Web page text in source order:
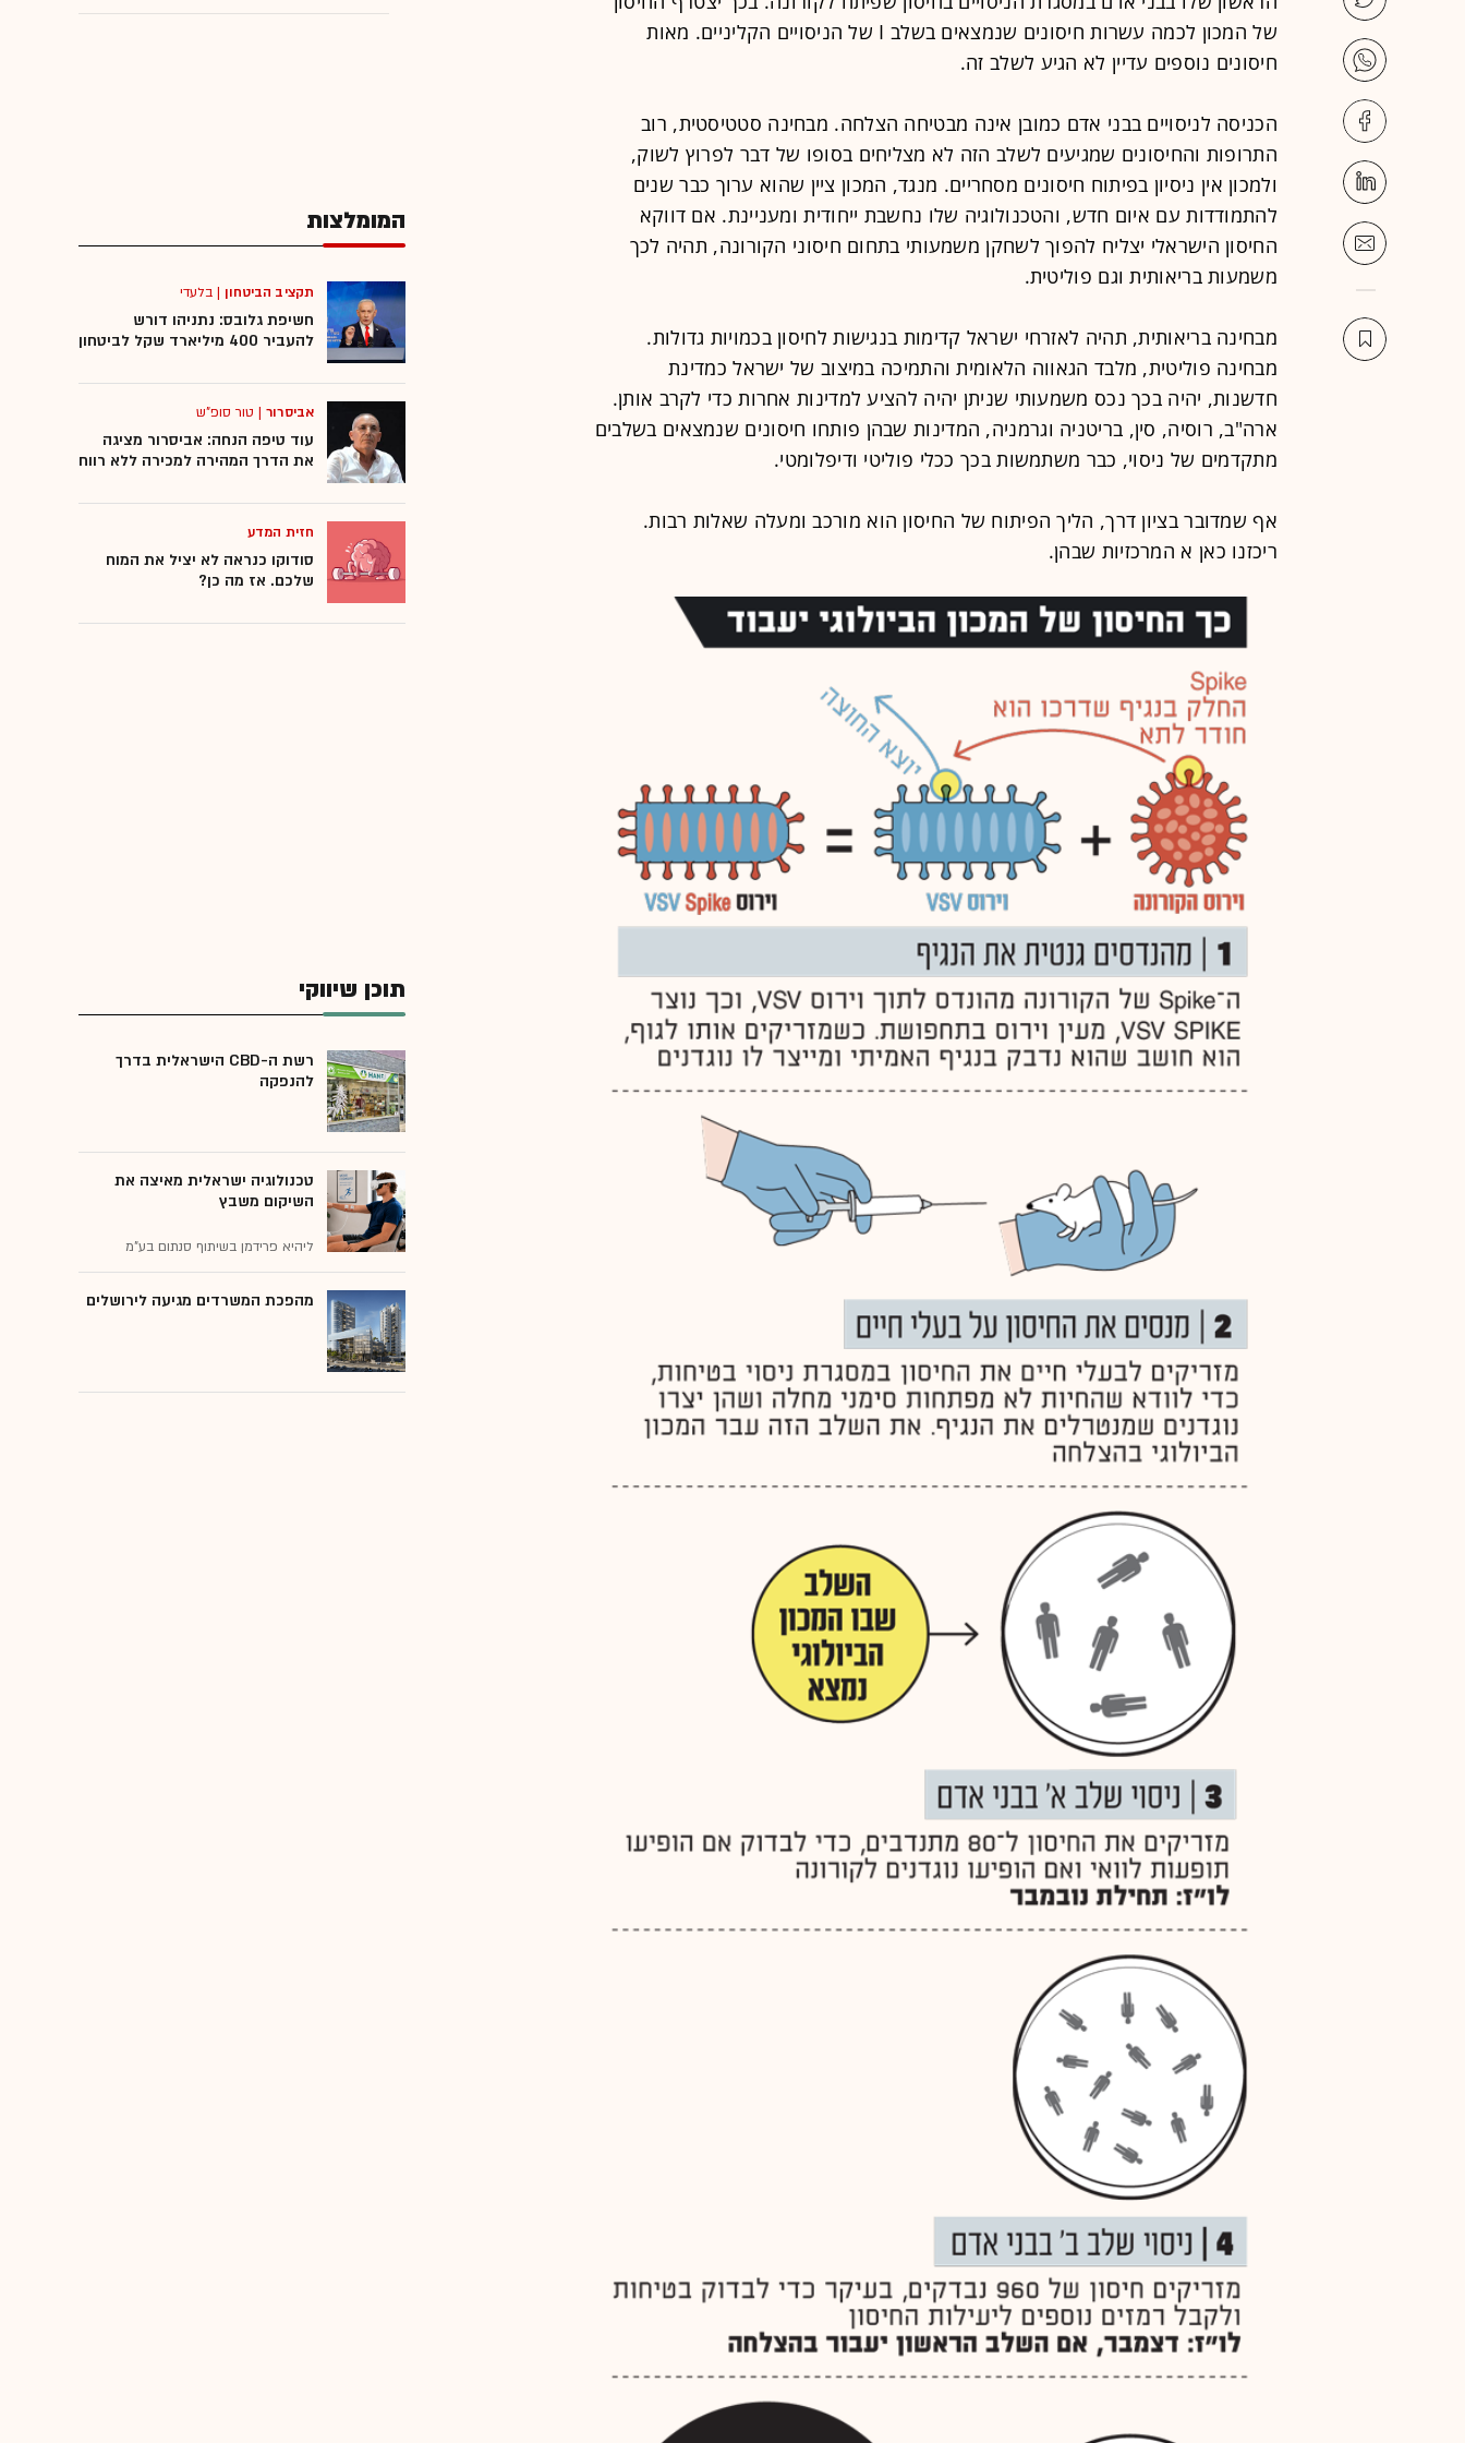
של המכון לכמה עשרות חיסונים שנמצאים בשלב I של הניסויים הקליניים. מאות
חיסונים נוספים עדיין לא הגיע לשלב זה.
הכניסה לניסויים בבני אדם כמובן אינה מבטיחה הצלחה. מבחינה סטטיסטית, רוב
התרופות והחיסונים שמגיעים לשלב הזה לא מצליחים בסופו של דבר לפרוץ לשוק,
ולמכון אין ניסיון בפיתוח חיסונים מסחריים. מנגד, המכון ציין שהוא ערוך כבר שנים
להתמודדות עם איום חדש, והטכנולוגיה שלו נחשבת ייחודית ומעניינת. אם דווקא
החיסון הישראלי יצליח להפוך לשחקן משמעותי בתחום חיסוני הקורונה, תהיה לכך
משמעות בריאותית וגם פוליטית.
מבחינה בריאותית, תהיה לאזרחי ישראל קדימות בנגישות לחיסון בכמויות גדולות.
מבחינה פוליטית, מלבד הגאווה הלאומית והתמיכה במיצוב של ישראל כמדינת
חדשנות, יהיה בכך נכס משמעותי שניתן יהיה להציע למדינות אחרות כדי לקרב אותן.
ארה"ב, רוסיה, סין, בריטניה וגרמניה, המדינות שבהן פותחו חיסונים שנמצאים בשלבים
מתקדמים של ניסוי, כבר משתמשות בכך ככלי פוליטי ודיפלומטי.
אף שמדובר בציון דרך, הליך הפיתוח של החיסון הוא מורכב ומעלה שאלות רבות.
ריכזנו כאן א המרכזיות שבהן.
המומלצות
תקציב הביטחון |בלעדי
חשיפת גלובס: נתניהו דורש
להעביר 400 מיליארד שקל לביטחון
אביסרור| טור סופ"ש
עוד טיפה הנחה: אביסרור מציגה
את הדרך המהירה למכירה ללא רווח
חזית המדע
סודוקו כנראה לא יציל את המוח
שלכם. אז מה כן?
תוכן שיווקי
רשת ה-CBD הישראלית בדרך
להנפקה
טכנולוגיה ישראלית מאיצה את
השיקום משבץ
ליהיא פרידמן בשיתוף סנתום בע"מ
מהפכת המשרדים מגיעה לירושלים